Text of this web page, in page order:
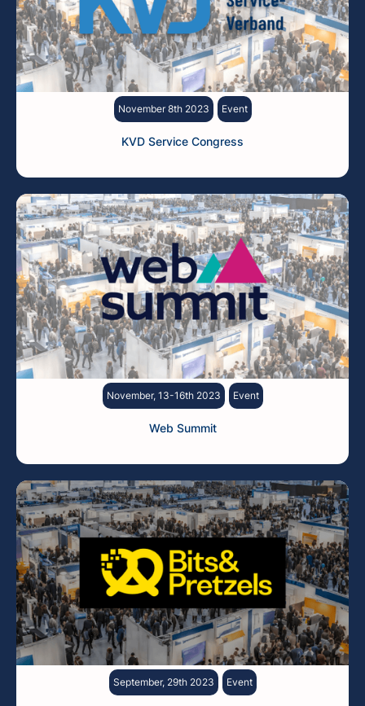
November 8th 2023 Event
KVD Service Congress
November, 13-16th 2023 Event
Web Summit
September, 29th 2023 Event